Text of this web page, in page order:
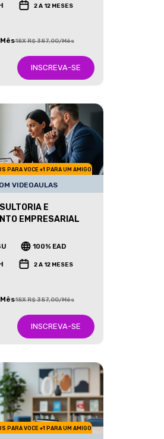
2 A 12 MESES
18X R$ 387,00/Mês
INSCREVA-SE
PARA VOCE +1 PARA UM AMIGO
VIDEOAULAS
E
EMPRESARIAL
100% EAD
2 A 12 MESES
18X R$ 387,00/Mês
INSCREVA-SE
PARA VOCE +1 PARA UM AMIGO